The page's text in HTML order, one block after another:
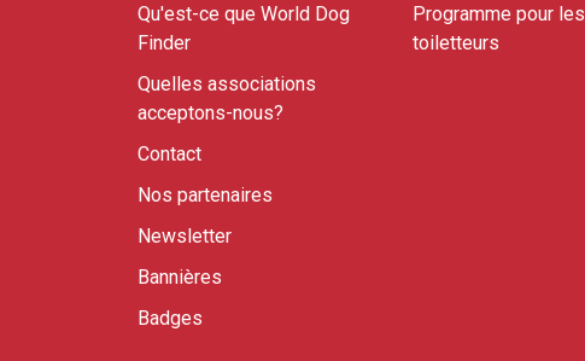
Qu'est-ce que World Dog
Finder
Quelles associations
acceptons-nous?
Contact
Nos partenaires
Newsletter
Bannières
Badges
Programme pour les
toiletteurs